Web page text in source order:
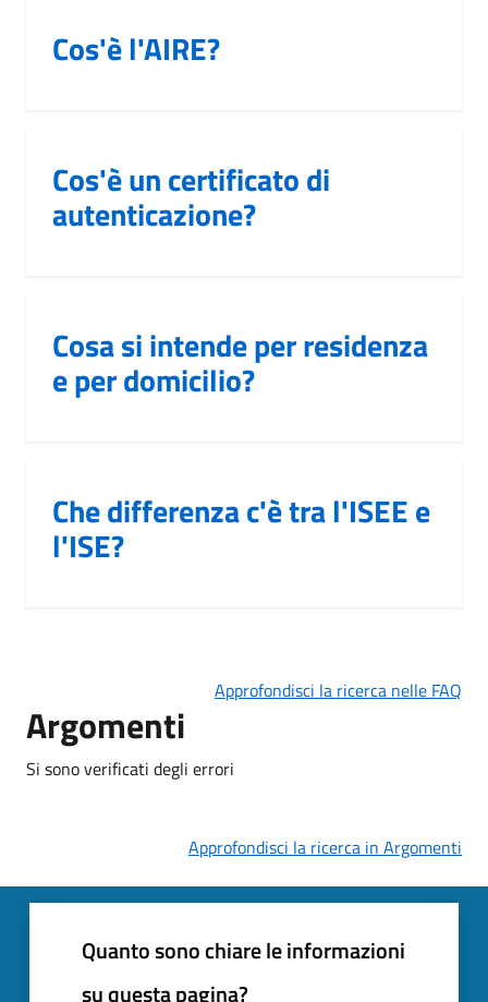
Cos'è l'AIRE?
Cos'è un certificato di
autenticazione?
Cosa si intende per residenza
e per domicilio?
Che differenza c'è tra l'ISEE e
l'ISE?
Approfondisci la ricerca nelle FAQ
Argomenti
Si sono verificati degli errori
Approfondisci la ricerca in Argomenti
Quanto sono chiare le informazioni
su questa pagina?